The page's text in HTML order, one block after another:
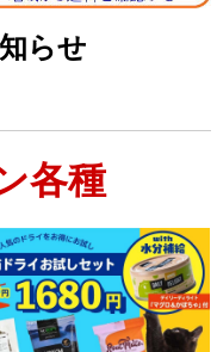
らせ
各種